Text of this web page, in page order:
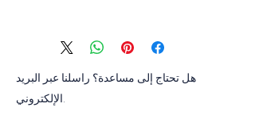
Sapphire Carat total weight 0.32, colour
هل تحتاج إلى مساعدة؟ راسلنا عبر البريد